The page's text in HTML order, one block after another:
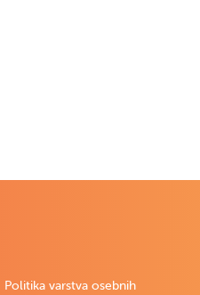
Politika varstva osebnih